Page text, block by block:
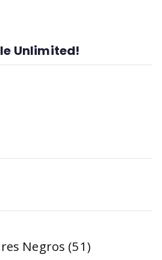
Unlimited!
Negros (51)